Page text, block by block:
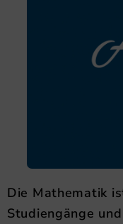
Die Mathematik
Studiengänge